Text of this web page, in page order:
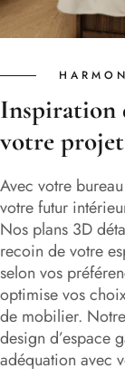
Inspiration
votre projet
Avec votre
votre futur
Nos plans 3D
recoin de votre
selon vos
optimise vos
de mobilier.
design d’espace
adéquation avec